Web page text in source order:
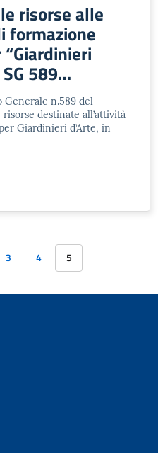
risorse alle
formazione
589
M1C3,
Generale n.589 del
destinate all’attività
Giardinieri d’Arte, in
3 4 5